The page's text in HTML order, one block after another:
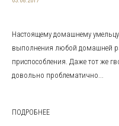
Настоящему домашнему умельцу
выполнения любой домашней
приспособления. Даже тот же
довольно проблематично...
ПОДРОБНЕЕ